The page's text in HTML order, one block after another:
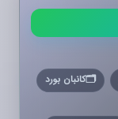
🗂️کانبان بورد